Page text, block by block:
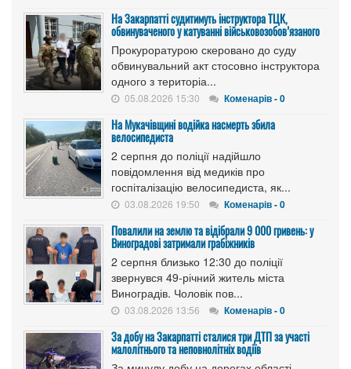
На Закарпатті судитимуть інструктора ТЦК,
обвинуваченого у катуванні військовозобов’язаного
Прокуроратурою скеровано до суду
обвинувальний акт стосовно інструктора
одного з територіа...
05.08.2026 15:30 Коменарів - 0
На Мукачівщині водійка насмерть збила
велосипедиста
2 серпня до поліції надійшло
повідомлення від медиків про
госпіталізацію велосипедиста, як...
03.08.2026 19:50 Коменарів - 0
Повалили на землю та відібрали 9 000 гривень: у
Виноградові затримали грабіжників
2 серпня близько 12:30 до поліції
звернувся 49-річний житель міста
Виноградів. Чоловік пов...
03.08.2026 13:56 Коменарів - 0
За добу на Закарпатті сталися три ДТП за участі
малолітнього та неповнолітніх водіїв